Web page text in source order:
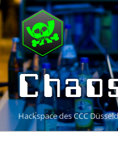
Zum
Inhalt
springen
Hackspace des CCC